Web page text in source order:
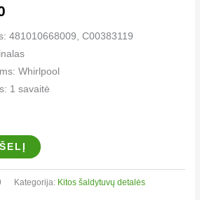
481010668009, C00383119
Whirlpool
1 savaitė
Kategorija: Kitos šaldytuvų detalės